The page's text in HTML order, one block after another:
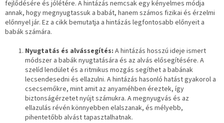
fejlődésére és jólétére. A hintázás nemcsak egy kényelmes módja
annak, hogy megnyugtassuk a babát, hanem számos fizikai és érzelmi
előnnyel jár. Ez a cikk bemutatja a hintázás legfontosabb előnyeit a
babák számára.
Nyugtatás és alvássegítés: A hintázás hosszú ideje ismert
módszer a babák nyugtatására és az alvás elősegítésére. A
szelíd lendület és a ritmikus mozgás segíthet a babának
lecsendesedni és ellazulni. A hintázás hasonló hatást gyakorol a
csecsemőkre, mint amit az anyaméhben éreztek, így
biztonságérzetet nyújt számukra. A megnyugvás és az
ellazulás révén könnyebben elalszanak, és mélyebb,
pihentetőbb alvást tapasztalhatnak.